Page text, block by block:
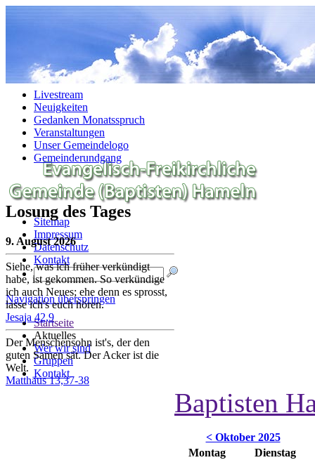
Sitemap
Impressum
Datenschutz
Kontakt
Navigation überspringen
Startseite
Aktuelles
Wer wir sind
Gruppen
Kontakt
Navigation überspringen
Livestream
Neuigkeiten
Gedanken Monatsspruch
Veranstaltungen
Unser Gemeindelogo
Gemeinderundgang
Losung des Tages
9. August 2026
Siehe, was ich früher verkündigt
habe, ist gekommen. So verkündige
ich auch Neues; ehe denn es sprosst,
lasse ich's euch hören.
Jesaja 42,9
Der Menschensohn ist's, der den
guten Samen sät. Der Acker ist die
Welt.
Matthäus 13,37-38
Baptisten
< Oktober 2025
Montag
Dienstag